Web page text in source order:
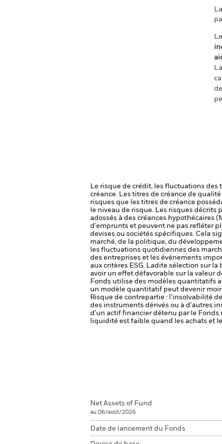
Le risque de crédit, les fluctuations
créance. Les titres de créance de
risques que les titres de créance
le niveau de risque. Les risques décrits
adossés à des créances hypothécaires
d'emprunts et peuvent ne pas refléter
devises ou sociétés spécifiques. Cela
marché, de la politique, du
les fluctuations quotidiennes des
des entreprises et les événements
aux critères ESG. Ladite sélection sur
avoir un effet défavorable sur la valeur
Fonds utilise des modèles quantitatifs
un modèle quantitatif peut devenir
Risque de contrepartie : l'insolvabilité
des instruments dérivés ou à d'autres
d'un actif financier détenu par le Fonds
liquidité est faible quand les achats et
Net Assets of Fund
au 06/août/2026
Date de lancement du Fonds